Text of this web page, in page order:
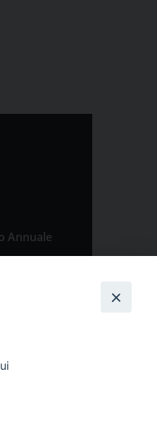
Annuale